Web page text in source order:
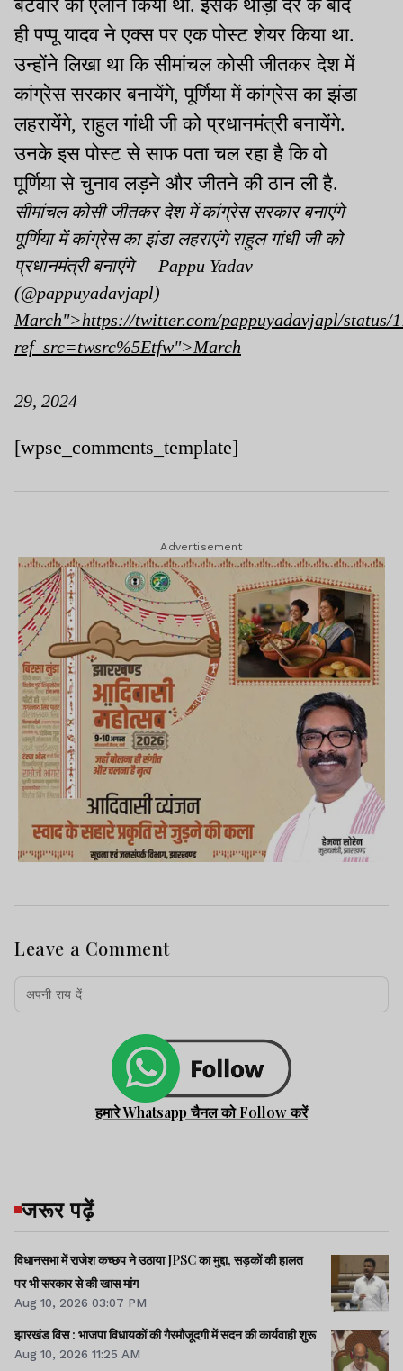
बंटवारे का ऐलान किया था. इसके थोड़ीदेर के बाद
ही पप्पू यादव ने एक्स पर एक पोस्ट शेयर किया था.
उन्होंने लिखा था कि सीमांचल कोसी जीतकर देश में
कांग्रेस सरकार बनायेंगे, पूर्णिया में कांग्रेस का झंडा
लहरायेंगे, राहुल गांधी जी को प्रधानमंत्रीबनायेंगे.
उनके इस पोस्ट से साफ पता चल रहा है कि वो
पूर्णिया से चुनावलड़ने और जीतने की ठान लीहै.
सीमांचल कोसी जीतकर देश में कांग्रेस सरकार बनाएंगे
पूर्णिया में कांग्रेस का झंडा लहराएंगे राहुल गांधी जी को
प्रधानमंत्री बनाएंगे — Pappu Yadav
(@pappuyadavjapl)
March">https://twitter.com/pappuyadavjapl/status/
ref_src=twsrc%5Etfw">March
29, 2024
[wpse_comments_template]
Advertisement
Leave a Comment
हमारे Whatsapp चैनल को Follow करें
जरूर पढ़ें
विधानसभा में राजेश कच्छप ने उठाया JPSC का मुद्दा, सड़कों की हालत
पर भी सरकार से की खास मांग
Aug 10, 2026 03:07 PM
झारखंड विस : भाजपा विधायकों की गैरमौजूदगी में सदन की कार्यवाही शुरू
Aug 10, 2026 11:25 AM